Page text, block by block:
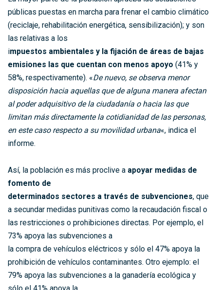
públicas puestas en marcha para frenar el cambio climático
(reciclaje, rehabilitación energética, sensibilización); y son
las relativas a los
impuestos ambientales y la fijación de áreas de bajas
emisiones las que cuentan con menos apoyo (41% y
58%, respectivamente). «De nuevo, se observa menor
disposición hacia aquellas que de alguna manera afectan
al poder adquisitivo de la ciudadanía o hacia las que
limitan más directamente la cotidianidad de las personas,
en este caso respecto a su movilidad urbana«, indica el
informe.
Así, la población es más proclive a apoyar medidas de
fomento de
determinados sectores a través de subvenciones, que
a secundar medidas punitivas como la recaudación fiscal o
las restricciones o prohibiciones directas. Por ejemplo, el
73% apoya las subvenciones a
la compra de vehículos eléctricos y sólo el 47% apoya la
prohibición de vehículos contaminantes. Otro ejemplo: el
79% apoya las subvenciones a la ganadería ecológica y